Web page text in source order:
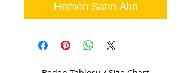
Hemen Satın Alın